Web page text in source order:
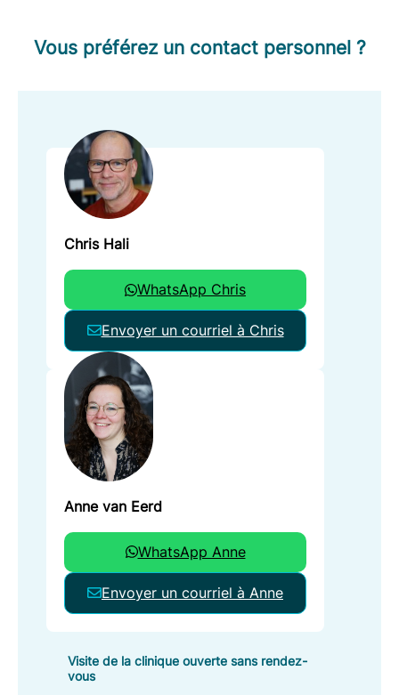
Vous préférez un contact personnel ?
Chris Hali
WhatsApp Chris
Envoyer un courriel à Chris
Anne van Eerd
WhatsApp Anne
Envoyer un courriel à Anne
Visite de la clinique ouverte sans rendez-
vous